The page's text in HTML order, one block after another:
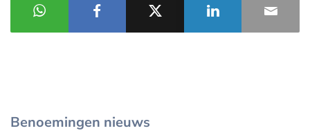
Benoemingen nieuws